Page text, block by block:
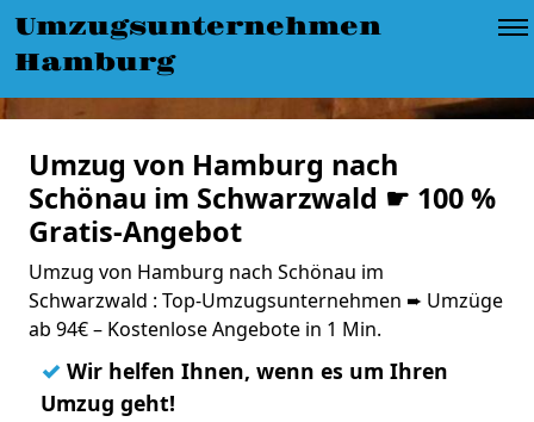
Umzugsunternehmen
Hamburg
Umzug von Hamburg nach
Schönau im Schwarzwald ☛ 100 %
Gratis-Angebot
Umzug von Hamburg nach Schönau im
Schwarzwald : Top-Umzugsunternehmen ➨ Umzüge
ab 94€ – Kostenlose Angebote in 1 Min.
✓ Wir helfen Ihnen, wenn es um Ihren
Umzug geht!